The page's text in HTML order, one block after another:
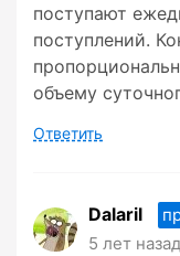
поступают
поступлений.
объему
Ответить
Dalaril
5 лет назад